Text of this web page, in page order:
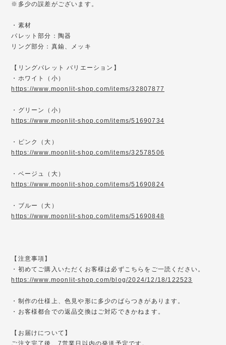
※多少の誤差がございます。
・素材
パレット部分：陶器
リング部分：真鍮、メッキ
【リングパレット バリエーション】
・ホワイト（小）
https://www.moonlit-shop.com/items/32807877
・グリーン（小）
https://www.moonlit-shop.com/items/51690734
・ピンク（大）
https://www.moonlit-shop.com/items/32578506
・ベージュ（大）
https://www.moonlit-shop.com/items/51690824
・ブルー（大）
https://www.moonlit-shop.com/items/51690848
【注意事項】
・初めてご購入いただくお客様は必ずこちらをご一読ください。
https://www.moonlit-shop.com/blog/2024/12/18/122523
・制作の仕様上、色見や形に多少のばらつきがあります。
・お客様都合での返品交換はご対応できかねます。
【お届けについて】
ご注文完了後、7営業日以内の発送予定です。